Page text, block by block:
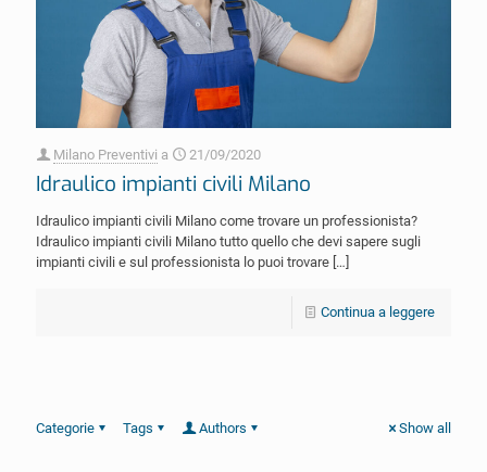
Milano Preventivi a 21/09/2020
Idraulico impianti civili Milano
Idraulico impianti civili Milano come trovare un professionista?
Idraulico impianti civili Milano tutto quello che devi sapere sugli
impianti civili e sul professionista lo puoi trovare […]
Continua a leggere
Categorie Tags Authors Show all